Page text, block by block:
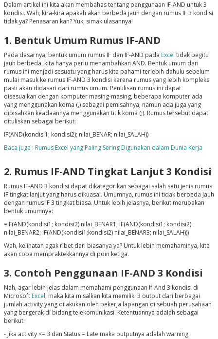
Dalam artikel ini kita akan membahas tentang penggunaan IF-AND untuk 3
kondisi. Wah, kira-kira apakah akan berbeda jauh dengan rumus IF 3 kondisi
tidak ya? Penasaran kan? Yuk, simak ulasannya!
1. Bentuk Umum Rumus IF-AND
Pada dasarnya, bentuk umum rumus IF dan IF-AND pada Excel tidak begitu
jauh berbeda, kita hanya perlu menambahkan AND. Bentuk umum dari
rumus ini menjadi sesuatu yang harus kita pahami terlebih dahulu sebelum
mulai masuk ke rumus IF-AND 3 kondisi karena rumus yang lebih kompleks
pasti akan didasari dari rumus umum. Penulisan rumus ini dapat
disesuaikan dengan komputer masing-masing, beberapa komputer ada
yang menggunakan koma (,) sebagai pemisahnya, namun ada juga yang
dipisahkan keadaannya menggunakan titik koma (;). Rumus tersebut dapat
dituliskan sebagai berikut:
IF(AND(kondisi1; kondisi2); nilai_BENAR; nilai_SALAH))
Baca juga : Rumus Excel yang Paling Sering Digunakan dalam Dunia Kerja
2. Rumus IF-AND Tingkat Lanjut 3 Kondisi
Rumus IF-AND 3 kondisi dapat dikategorikan sebagai salah satu jenis rumus
IF tingkat lanjut yang harus dikuasai. Umumnya, rumus ini tidak berbeda jauh
dengan rumus IF 3 tingkat biasa. Untuk lebih jelasnya, berikut merupakan
bentuk umumnya:
=IF(AND(kondisi1; kondisi2) nilai_BENAR1; IF(AND(kondisi1; kondisi2)
nilai_BENAR2; IF(AND(kondisi1;kondisi2) nilai_BENAR3; nilai_SALAH)))
Wah, kelihatan agak ribet dari biasanya ya? Untuk lebih memahaminya, kita
akan coba mempraktekkannya di poin ketiga.
3. Contoh Penggunaan IF-AND 3 Kondisi
Nah, agar lebih jelas dalam memahami penggunaan If-And 3 kondisi di
Microsoft Excel, maka kita misalkan kita memiliki 3 output dari berbagai
jumlah activity yang dilakukan oleh pekerja lapangan di sebuah perusahaan
yang bergerak di bidang telekomunikasi. Ketentuannya adalah sebagai
berikut:
- Jika activity <= 3 dan Status = Late maka outputnya adalah warning